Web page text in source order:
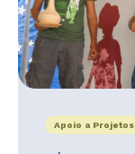
Apoio a Projetos